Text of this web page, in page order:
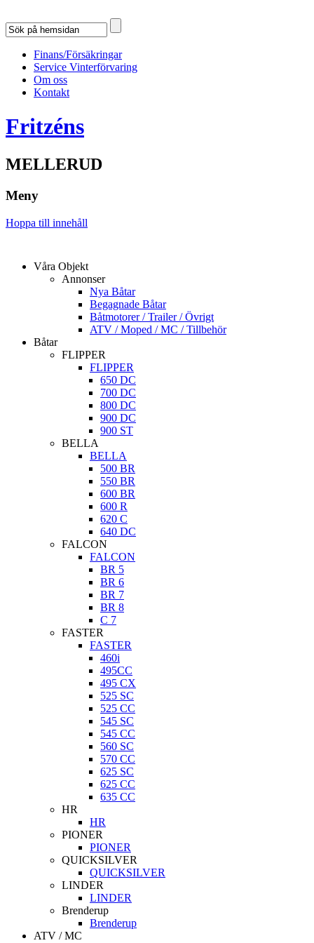
Finans/Försäkringar
Service Vinterförvaring
Om oss
Kontakt
Fritzéns
MELLERUD
Meny
Hoppa till innehåll
Våra Objekt
Annonser
Nya Båtar
Begagnade Båtar
Båtmotorer / Trailer / Övrigt
ATV / Moped / MC / Tillbehör
Båtar
FLIPPER
FLIPPER
650 DC
700 DC
800 DC
900 DC
900 ST
BELLA
BELLA
500 BR
550 BR
600 BR
600 R
620 C
640 DC
FALCON
FALCON
BR 5
BR 6
BR 7
BR 8
C 7
FASTER
FASTER
460i
495CC
495 CX
525 SC
525 CC
545 SC
545 CC
560 SC
570 CC
625 SC
625 CC
635 CC
HR
HR
PIONER
PIONER
QUICKSILVER
QUICKSILVER
LINDER
LINDER
Brenderup
Brenderup
ATV / MC